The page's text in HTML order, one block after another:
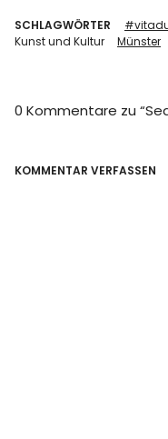
SCHLAGWÖRTER
Kunst und Kultur
Münster
0 Kommentare zu “
KOMMENTAR VERFASSEN